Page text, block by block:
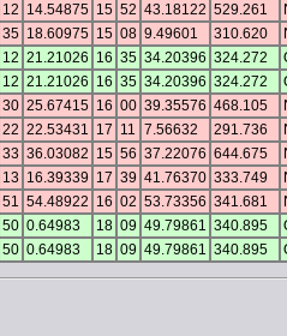
12 14.54875 15 52 43.18122 529.261
35 18.60975 15 08 9.49601 310.620
12 21.21026 16 35 34.20396 324.272
12 21.21026 16 35 34.20396 324.272
30 25.67415 16 00 39.35576 468.105
22 22.53431 17 11 7.56632 291.736
33 36.03082 15 56 37.22076 644.675
13 16.39339 17 39 41.76370 333.749
51 54.48922 16 02 53.73356 341.681
50 0.64983 18 09 49.79861 340.895
50 0.64983 18 09 49.79861 340.895